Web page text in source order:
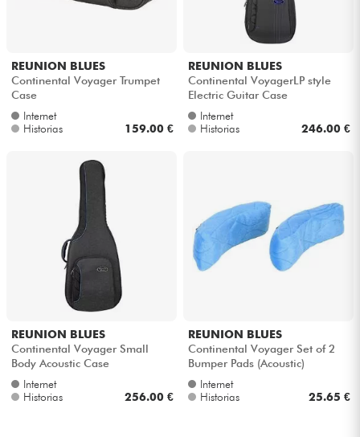
REUNION BLUES
Continental Voyager Trumpet
Case
Internet
Historias
159.00 €
REUNION BLUES
Continental VoyagerLP style
Electric Guitar Case
Internet
Historias
246.00 €
REUNION BLUES
Continental Voyager Small
Body Acoustic Case
Internet
Historias
256.00 €
REUNION BLUES
Continental Voyager Set of 2
Bumper Pads (Acoustic)
Internet
Historias
25.65 €